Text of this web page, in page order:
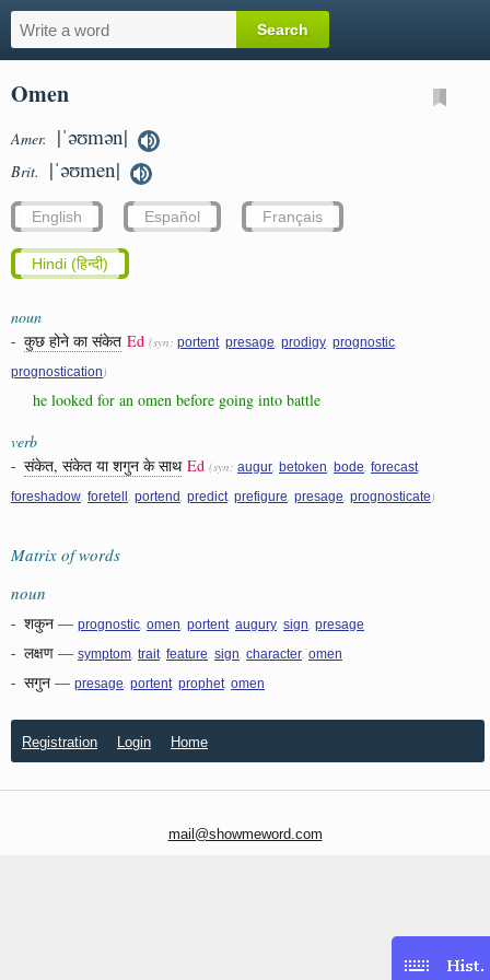
Omen
Amer. |ˈəʊmən|
Brit. |ˈəʊmen|
English Español Français
Hindi (हिन्दी)
noun
- कुछ होने का संकेत Ed (syn: portent presage prodigy prognostic
prognostication )
he looked for an omen before going into battle
verb
- संकेत, संकेत या शगुन के साथ Ed (syn: augur betoken bode forecast
foreshadow foretell portend predict prefigure presage prognosticate )
Matrix of words
noun
- शकुन — prognostic omen portent augury sign presage
- लक्षण — symptom trait feature sign character omen
- सगुन — presage portent prophet omen
Registration Login Home
mail@showmeword.com